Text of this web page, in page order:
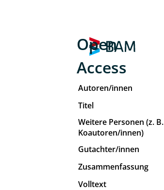
Open
Access
Autoren/innen
Titel
Weitere Personen (z. B.
Koautoren/innen)
Gutachter/innen
Zusammenfassung
Volltext